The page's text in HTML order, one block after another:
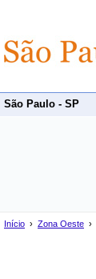
São Paulo - SP
Início › Zona Oeste ›